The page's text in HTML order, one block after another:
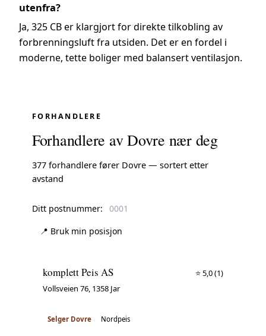
utenfra?
Ja, 325 CB er klargjort for direkte tilkobling av
forbrenningsluft fra utsiden. Det er en fordel i
moderne, tette boliger med balansert ventilasjon.
FORHANDLERE
Forhandlere av Dovre nær deg
377 forhandlere fører Dovre — sortert etter
avstand
Ditt postnummer:
📍 Bruk min posisjon
komplett Peis AS ⭐ 5,0(1)
Vollsveien 76, 1358 Jar
Selger Dovre Nordpeis